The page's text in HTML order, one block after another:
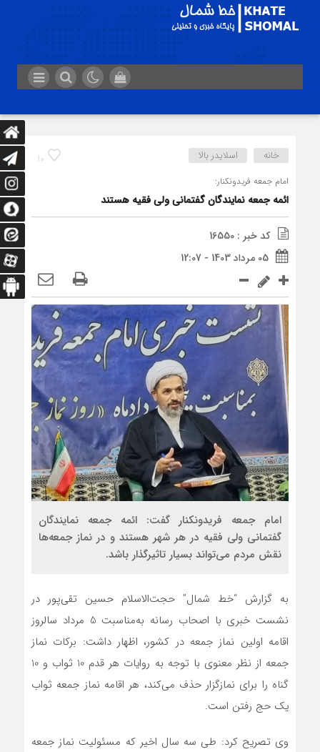
10 خانه اسلایدر بالا
امام جمعه فریدونکنار:
ائمه جمعه نمایندگان گفتمانی ولی فقیه هستند
کد خبر : 16550
05 مرداد 1403 - 12:07
امام جمعه فریدونکنار گفت: ائمه جمعه نمایندگان
گفتمانی ولی فقیه در هر شهر هستند و در نماز جمعه‌ها
نقش مردم می‌تواند بسیار تاثیرگذار باشد.
به گزارش “خط شمال” حجت‌الاسلام حسین تقی‌پور در
نشست خبری با اصحاب رسانه به‌مناسبت 5 مرداد سالروز
اقامه اولین نماز جمعه در کشور، اظهار داشت: برکات نماز
جمعه از نظر معنوی با توجه به روایات هر قدم 10 ثواب و 10
گناه را برای نمازگزار حذف می‌کند، هر اقامه نماز جمعه ثواب
یک حج رفتن است.
وی تصریح کرد: طی سه سال اخیر که مسئولیت نماز جمعه